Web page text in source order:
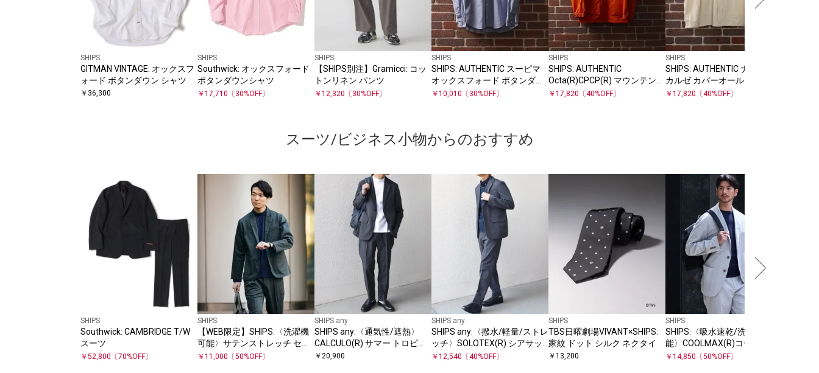
SHIPS
GITMAN VINTAGE: オックスフ
ォード ボタンダウン シャツ
￥ 36,300
SHIPS
Southwick: オックスフォード
ボタンダウンシャツ
￥ 17,710 〔30%OFF〕
SHIPS
【SHIPS別注】Gramicci: コッ
トンリネン パンツ
￥ 12,320 〔30%OFF〕
SHIPS
SHIPS: AUTHENTIC スーピマ
オックスフォード ボタンダウ
ン シャツ
￥ 10,010 〔30%OFF〕
SHIPS
SHIPS: AUTHENTIC
Octa(R)CPCP(R) マウンテン
パーカ
￥ 17,820 〔40%OFF〕
SHIPS
SHIPS: AUTHENTIC ナイロン
カルゼ カバーオール
￥ 17,820 〔40%OFF〕
スーツ/ビジネス小物からのおすすめ
SHIPS
Southwick: CAMBRIDGE T/W
スーツ
￥ 52,800 〔70%OFF〕
SHIPS
【WEB限定】SHIPS:〈洗濯機
可能〉サテンストレッチ セッ
トアップ
￥ 11,000 〔50%OFF〕
SHIPS any
SHIPS any:〈通気性/遮熱〉
CALCULO(R) サマー トロピカ
ル セットアップ スーツ
￥ 20,900
SHIPS any
SHIPS any:〈撥水/軽量/ストレ
ッチ〉SOLOTEX(R) シアサッ
カー セットアップ スーツ
￥ 12,540 〔40%OFF〕
SHIPS
TBS日曜劇場VIVANT×SHIPS:
家紋 ドット シルク ネクタイ
￥ 13,200
SHIPS
SHIPS:〈吸水速乾/洗濯機可
能〉COOLMAX(R)コードレー
ン ジャケット(セットアップ対
￥ 14,850 〔50%OFF〕